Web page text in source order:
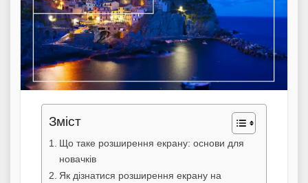
Зміст
Що таке розширення екрану: основи для
новачків
Як дізнатися розширення екрану на